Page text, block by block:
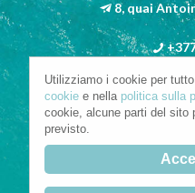
8, quai
Utilizziamo i cookie per
cookie e nella politica sulla
cookie, alcune parti del sito
previsto.